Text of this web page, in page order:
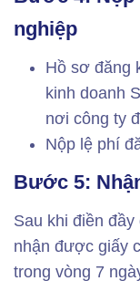
nghiệp
Hồ sơ đăng
kinh doanh
nơi công ty
Nộp lệ phí
Bước 5:
Sau khi điền
nhận được giấy
trong vòng 7